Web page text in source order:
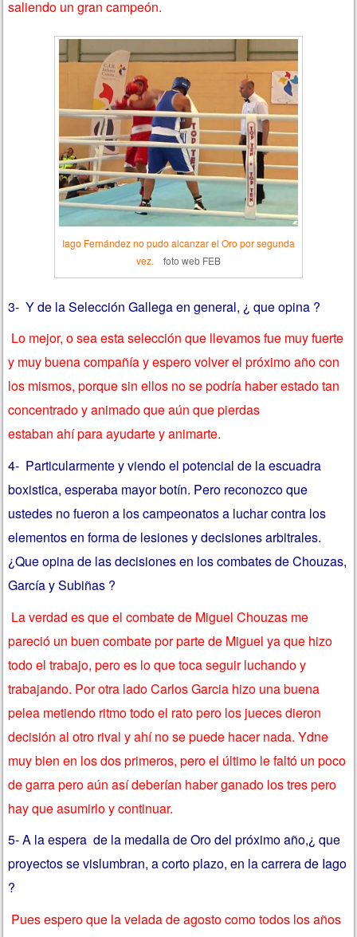
saliendo un gran campeón.
Iago Fernández no pudo alcanzar el Oro por segunda
vez.
foto web FEB
3- Y de la Selección Gallega en general, ¿ que opina ?
Lo mejor, o sea esta selección que llevamos fue muy fuerte
y muy buena compañía y espero volver el próximo año con
los mismos, porque sin ellos no se podría haber estado tan
concentrado y animado que aún que pierdas
estaban ahí para ayudarte y animarte.
4- Particularmente y viendo el potencial de la escuadra
boxistica, esperaba mayor botín. Pero reconozco que
ustedes no fueron a los campeonatos a luchar contra los
elementos en forma de lesiones y decisiones arbitrales.
¿Que opina de las decisiones en los combates de Chouzas,
García y Subiñas ?
La verdad es que el combate de Miguel Chouzas me
pareció un buen combate por parte de Miguel ya que hizo
todo el trabajo, pero es lo que toca seguir luchando y
trabajando. Por otra lado Carlos Garcia hizo una buena
pelea metiendo ritmo todo el rato pero los jueces dieron
decisión al otro rival y ahí no se puede hacer nada. Ydne
muy bien en los dos primeros, pero el último le faltó un poco
de garra pero aún así deberían haber ganado los tres pero
hay que asumirlo y continuar.
5- A la espera de la medalla de Oro del próximo año,¿ que
proyectos se vislumbran, a corto plazo, en la carrera de Iago
?
Pues espero que la velada de agosto como todos los años